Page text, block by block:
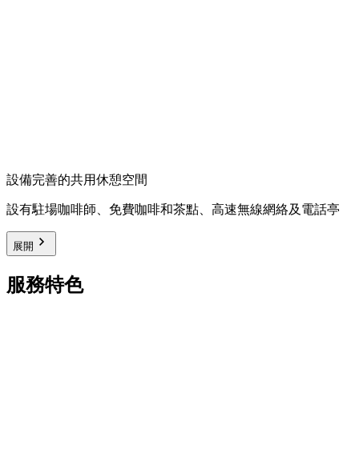
設備完善的共用休憩空間
設有駐場咖啡師、免費咖啡和茶點、高速無線網絡及電話亭
展開
服務特色